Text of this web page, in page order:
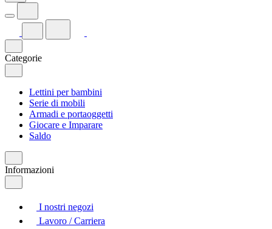
Categorie
Lettini per bambini
Serie di mobili
Armadi e portaoggetti
Giocare e Imparare
Saldo
Informazioni
I nostri negozi
Lavoro / Carriera